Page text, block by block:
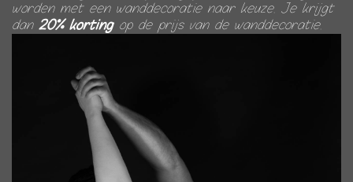
worden met een wanddecoratie naar keuze. Je krijgt
dan 20% kortingop de prijs van de wanddecoratie.